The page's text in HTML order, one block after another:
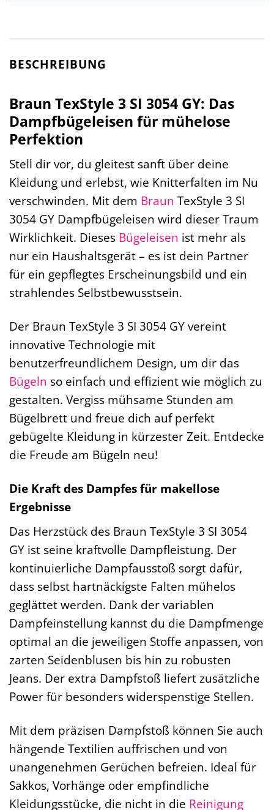
BESCHREIBUNG
Braun TexStyle 3 SI 3054 GY: Das
Dampfbügeleisen für mühelose
Perfektion
Stell dir vor, du gleitest sanft über deine
Kleidung und erlebst, wie Knitterfalten im Nu
verschwinden. Mit dem Braun TexStyle 3 SI
3054 GY Dampfbügeleisen wird dieser Traum
Wirklichkeit. Dieses Bügeleisen ist mehr als
nur ein Haushaltsgerät – es ist dein Partner
für ein gepflegtes Erscheinungsbild und ein
strahlendes Selbstbewusstsein.
Der Braun TexStyle 3 SI 3054 GY vereint
innovative Technologie mit
benutzerfreundlichem Design, um dir das
Bügeln so einfach und effizient wie möglich zu
gestalten. Vergiss mühsame Stunden am
Bügelbrett und freue dich auf perfekt
gebügelte Kleidung in kürzester Zeit. Entdecke
die Freude am Bügeln neu!
Die Kraft des Dampfes für makellose
Ergebnisse
Das Herzstück des Braun TexStyle 3 SI 3054
GY ist seine kraftvolle Dampfleistung. Der
kontinuierliche Dampfausstoß sorgt dafür,
dass selbst hartnäckigste Falten mühelos
geglättet werden. Dank der variablen
Dampfeinstellung kannst du die Dampfmenge
optimal an die jeweiligen Stoffe anpassen, von
zarten Seidenblusen bis hin zu robusten
Jeans. Der extra Dampfstoß liefert zusätzliche
Power für besonders widerspenstige Stellen.
Mit dem präzisen Dampfstoß können Sie auch
hängende Textilien auffrischen und von
unangenehmen Gerüchen befreien. Ideal für
Sakkos, Vorhänge oder empfindliche
Kleidungsstücke, die nicht in die Reinigung